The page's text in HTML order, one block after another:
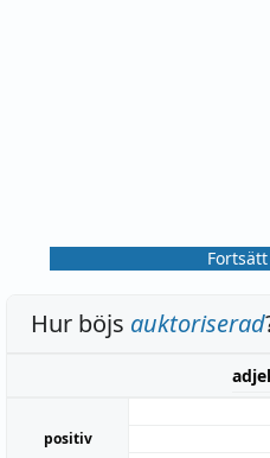
Hur böjs auktoriserad
positiv